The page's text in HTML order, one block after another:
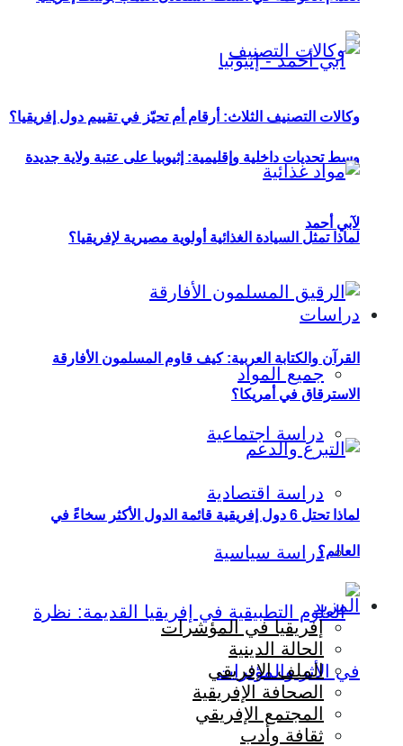
وسط تحديات داخلية وإقليمية: إثيوبيا على عتبة ولاية جديدة
لآبي أحمد
دراسات
جميع المواد
دراسة اجتماعية
دراسة اقتصادية
دراسة سياسية
وكالات التصنيف الثلاث: أرقام أم تحيّز في تقييم دول إفريقيا؟
لماذا تمثل السيادة الغذائية أولوية مصيرية لإفريقيا؟
القرآن والكتابة العربية: كيف قاوم المسلمون الأفارقة
الاسترقاق في أمريكا؟
لماذا تحتل 6 دول إفريقية قائمة الدول الأكثر سخاءً في
العالم؟
المزيد
إفريقيا في المؤشرات
الحالة الدينية
الملف الإفريقي
الصحافة الإفريقية
المجتمع الإفريقي
ثقافة وأدب